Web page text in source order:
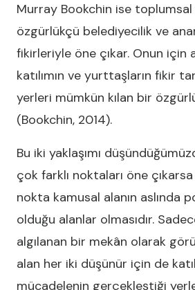
Murray Bookchin ise toplumsal
özgürlükçü belediyecilik ve
fikirleriyle öne çıkar. Onun için
katılımın ve yurttaşların fikir
yerleri mümkün kılan bir
(Bookchin, 2014).
Bu iki yaklaşımı
çok farklı noktaları öne
nokta kamusal alanın aslında
olduğu alanlar olmasıdır.
algılanan bir mekân olarak
alan her iki düşünür için de
mücadelenin gerçekleştiği